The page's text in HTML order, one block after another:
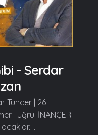
- Serdar
Tuncer | 26
Tuğrul İNANÇER
...